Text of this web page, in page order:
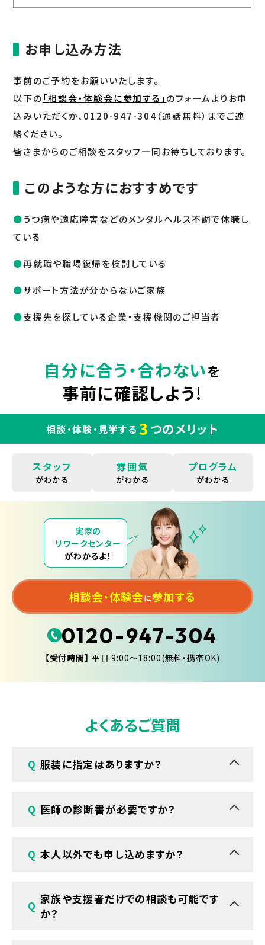
お申し込み方法
事前のご予約をお願いいたします。
以下の「相談会・体験会に参加する」のフォームよりお申
込みいただくか、0120-947-304（通話無料）までご連
絡ください。
皆さまからのご相談をスタッフ一同お待ちしております。
このような方におすすめです
うつ病や適応障害などのメンタルヘルス不調で休職し
ている
再就職や職場復帰を検討している
サポート方法が分からないご家族
支援先を探している企業・支援機関のご担当者
自分に合う・合わないを
事前に確認しよう!
相談・体験・見学する 3 つのメリット
スタッフ
がわかる
雰囲気
がわかる
プログラム
がわかる
相談会・体験会に参加する
0120-947-304
【受付時間】 平日 9:00〜18:00(無料・携帯OK)
実際の
リワークセンター
がわかるよ！
よくあるご質問
Q 服装に指定はありますか？
さい。
Q 医師の診断書が必要ですか？
お気軽にお申し込みください。
Q 本人以外でも申し込めますか？
のお申し込みも可能です。
Q 家族や支援者だけでの相談も可能です
か？